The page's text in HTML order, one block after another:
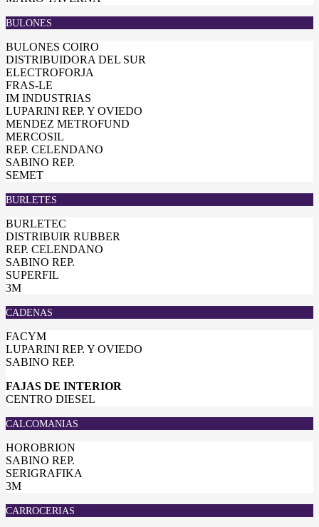
BULONES
BULONES COIRO
DISTRIBUIDORA DEL SUR
ELECTROFORJA
FRAS-LE
IM INDUSTRIAS
LUPARINI REP. Y OVIEDO
MENDEZ METROFUND
MERCOSIL
REP. CELENDANO
SABINO REP.
SEMET
BURLETES
BURLETEC
DISTRIBUIR RUBBER
REP. CELENDANO
SABINO REP.
SUPERFIL
3M
CADENAS
FACYM
LUPARINI REP. Y OVIEDO
SABINO REP.
FAJAS DE INTERIOR
CENTRO DIESEL
CALCOMANIAS
HOROBRION
SABINO REP.
SERIGRAFIKA
3M
CARROCERIAS